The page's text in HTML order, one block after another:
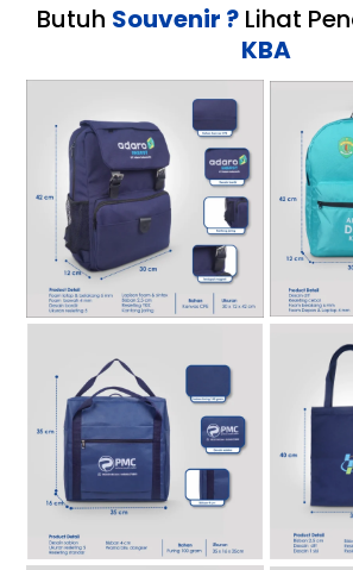
Butuh Souvenir ?Lihat
KBA